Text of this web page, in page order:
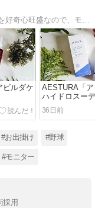
ビルダケ
AESTURA「
ハイドロスー
ーム」
36日前
#お出掛け #野球
#モニター
採用